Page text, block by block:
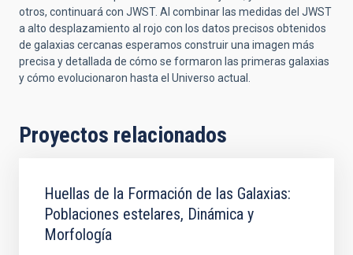
otros, continuará con JWST. Al combinar las medidas del JWST
a alto desplazamiento al rojo con los datos precisos obtenidos
de galaxias cercanas esperamos construir una imagen más
precisa y detallada de cómo se formaron las primeras galaxias
y cómo evolucionaron hasta el Universo actual.
Proyectos relacionados
Huellas de la Formación de las Galaxias:
Poblaciones estelares, Dinámica y
Morfología